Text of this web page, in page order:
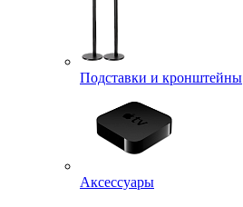
Подставки и кронштейны
Аксессуары